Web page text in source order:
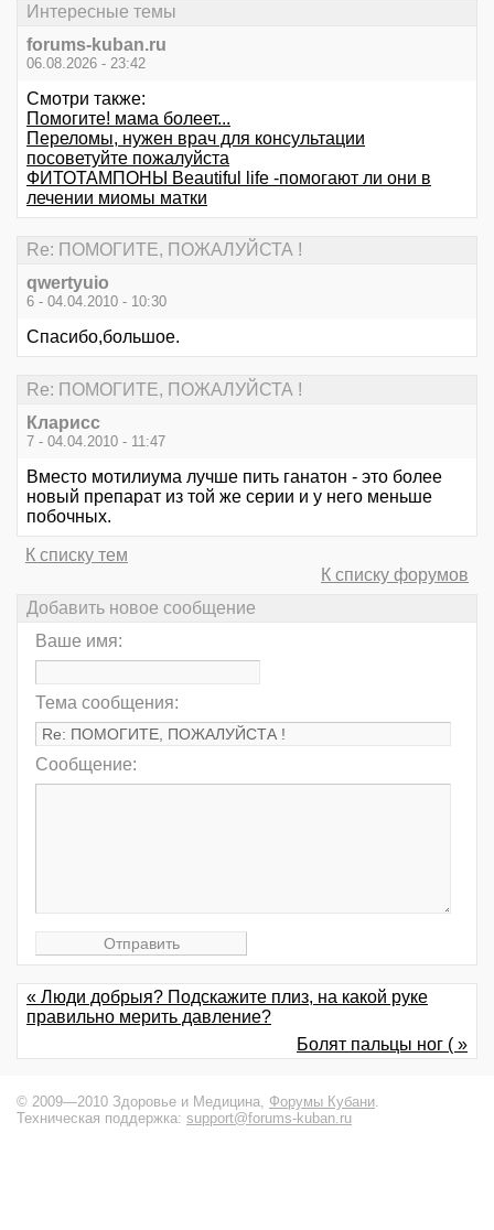
Интересные темы
forums-kuban.ru
06.08.2026 - 23:42
Смотри также:
Помогите! мама болеет...
Переломы, нужен врач для консультации
посоветуйте пожалуйста
ФИТОТАМПОНЫ Beautiful life -помогают ли они в
лечении миомы матки
Re: ПОМОГИТЕ, ПОЖАЛУЙСТА !
qwertyuio
6 - 04.04.2010 - 10:30
Спасибо,большое.
Re: ПОМОГИТЕ, ПОЖАЛУЙСТА !
Кларисс
7 - 04.04.2010 - 11:47
Вместо мотилиума лучше пить ганатон - это более
новый препарат из той же серии и у него меньше
побочных.
К списку тем
К списку форумов
Добавить новое сообщение
Ваше имя:
Тема сообщения:
Сообщение:
« Люди добрыя? Подскажите плиз, на какой руке
правильно мерить давление?
Болят пальцы ног ( »
© 2009—2010 Здоровье и Медицина, Форумы Кубани
Техническая поддержка: support@forums-kuban.ru